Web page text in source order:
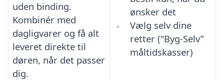
uden binding.
Kombinér med
dagligvarer og få alt
leveret direkte til
døren, når det passer
dig.
ønsker det
Vælg selv dine
retter (“Byg-Selv”
måltidskasser)